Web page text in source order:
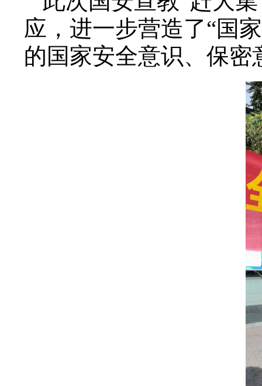
应，进一步营造了“国
的国家安全意识、保密